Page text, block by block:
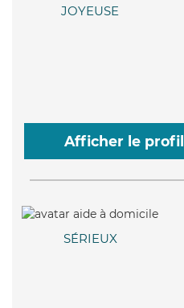
JOYEUSE
Afficher le profil
SÉRIEUX